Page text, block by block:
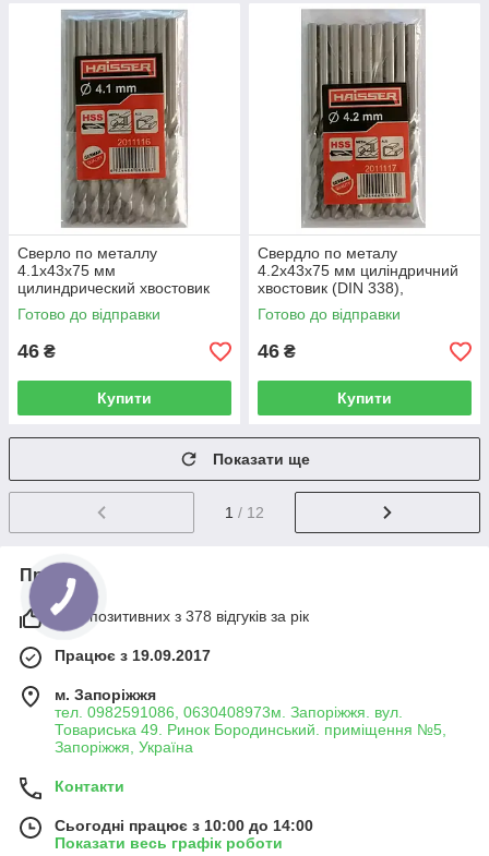
Сверло по металлу
4.1х43х75 мм
цилиндрический хвостовик
(DIN 338), HAISSER
(HS101053/2011116) 34026
Готово до відправки
46 ₴
Купити
Свердло по металу
4.2х43х75 мм циліндричний
хвостовик (DIN 338),
HAISSER
(HS101011/2011117) 15841
Готово до відправки
46 ₴
Купити
Показати ще
1 / 12
Про нас
98% позитивних з 378 відгуків за рік
Працює з 19.09.2017
м. Запоріжжя
тел. 0982591086, 0630408973м. Запоріжжя. вул.
Товариська 49. Ринок Бородинський. приміщення №5,
Запоріжжя, Україна
Контакти
Сьогодні працює з 10:00 до 14:00
Показати весь графік роботи